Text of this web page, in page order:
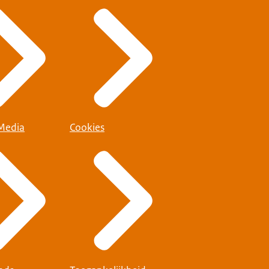
Cookies